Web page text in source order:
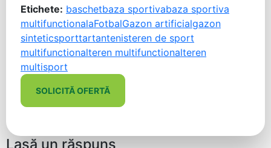
Etichete: baschetbaza sportivabaza sportiva
multifunctionalaFotbalGazon artificialgazon
sinteticsporttartantenisteren de sport
multifunctionalteren multifunctionalteren
multisport
SOLICITĂ OFERTĂ
Lasă un răspuns